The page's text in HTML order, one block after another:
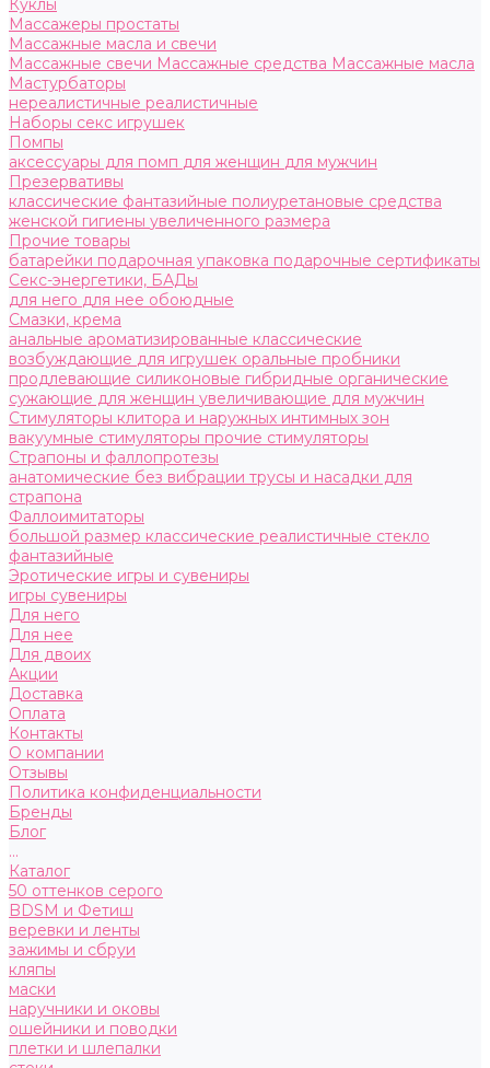
Куклы
Массажеры простаты
Массажные масла и свечи
Массажные свечи Массажные средства Массажные масла
Мастурбаторы
нереалистичные реалистичные
Наборы секс игрушек
Помпы
аксессуары для помп для женщин для мужчин
Презервативы
классические фантазийные полиуретановые средства
женской гигиены увеличенного размера
Прочие товары
батарейки подарочная упаковка подарочные сертификаты
Секс-энергетики, БАДы
для него для нее обоюдные
Смазки, крема
анальные ароматизированные классические
возбуждающие для игрушек оральные пробники
продлевающие силиконовые гибридные органические
сужающие для женщин увеличивающие для мужчин
Стимуляторы клитора и наружных интимных зон
вакуумные стимуляторы прочие стимуляторы
Страпоны и фаллопротезы
анатомические без вибрации трусы и насадки для
страпона
Фаллоимитаторы
большой размер классические реалистичные стекло
фантазийные
Эротические игры и сувениры
игры сувениры
Для него
Для нее
Для двоих
Акции
Доставка
Оплата
Контакты
О компании
Отзывы
Политика конфиденциальности
Бренды
Блог
...
Каталог
50 оттенков серого
BDSM и Фетиш
веревки и ленты
зажимы и сбруи
кляпы
маски
наручники и оковы
ошейники и поводки
плетки и шлепалки